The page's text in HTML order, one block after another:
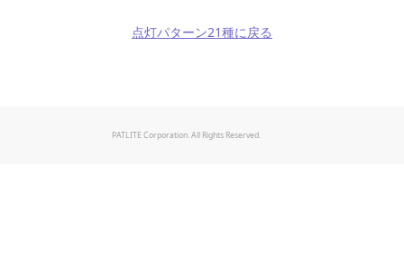
点灯パターン21種に戻る
PATLITE Corporation. All Rights Reserved.